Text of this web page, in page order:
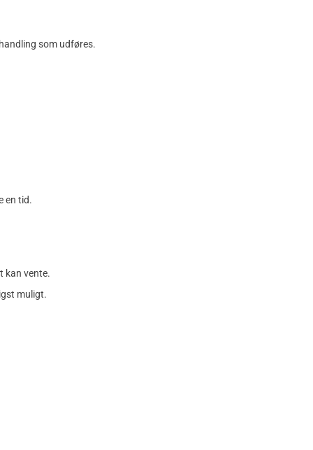
som udføres.
en tid.
kan vente.
muligt.